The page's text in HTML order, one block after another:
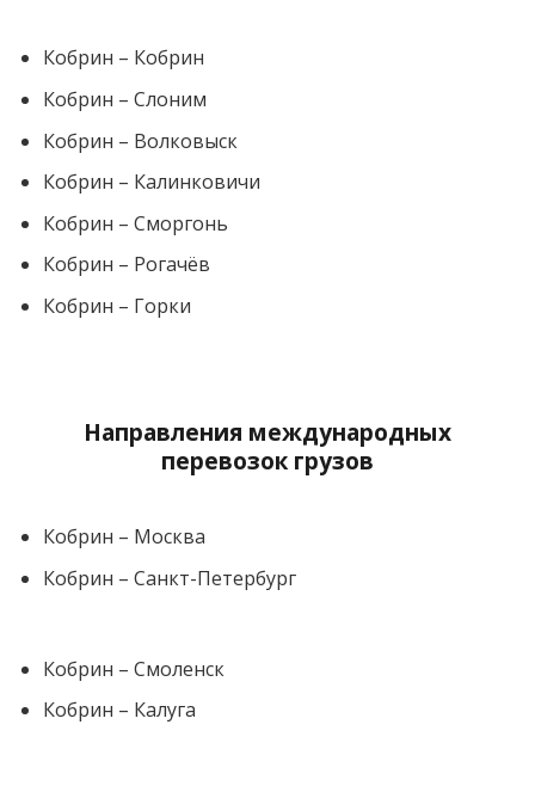
Кобрин – Кобрин
Кобрин – Слоним
Кобрин – Волковыск
Кобрин – Калинковичи
Кобрин – Сморгонь
Кобрин – Рогачёв
Кобрин – Горки
Направления международных
перевозок грузов
Кобрин – Москва
Кобрин – Санкт-Петербург
Кобрин – Смоленск
Кобрин – Калуга